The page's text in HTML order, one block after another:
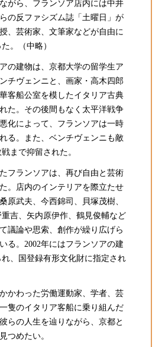
がら、フランソア店内には中井
の反ファシズム誌「土曜日」が
、芸術家、文筆家などが自由に
。（中略）
の建物は、京都大学の留学生ア
チヴェンニと、画家・高木四郎
客船公室を模したイタリア古典
た。その後間もなく太平洋戦争
化によって、フランソアは一時
る。また、ベンチヴェンニも敵
まで抑留された。
フランソアは、再び自由と芸術
。店内のインテリアを際立たせ
原武夫、今西錦司、貝塚茂樹、
吉、矢内原伊作、鶴見俊輔など
議論や思索、創作が繰り広げら
る。2002年にはフランソアの建
、国登録有形文化財に指定され
かわった労働運動家、学者、芸
隻のイタリア客船に乗り組んだ
らの人生を辿りながら、京都と
つめたい。